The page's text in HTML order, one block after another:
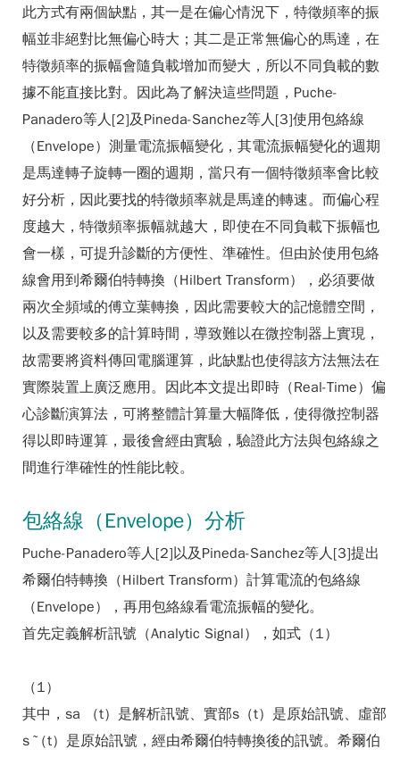
此方式有兩個缺點，其一是在偏心情況下，特徵頻率的振
幅並非絕對比無偏心時大；其二是正常無偏心的馬達，在
特徵頻率的振幅會隨負載增加而變大，所以不同負載的數
據不能直接比對。因此為了解決這些問題，Puche-
Panadero等人[2]及Pineda-Sanchez等人[3]使用包絡線
（Envelope）測量電流振幅變化，其電流振幅變化的週期
是馬達轉子旋轉一圈的週期，當只有一個特徵頻率會比較
好分析，因此要找的特徵頻率就是馬達的轉速。而偏心程
度越大，特徵頻率振幅就越大，即使在不同負載下振幅也
會一樣，可提升診斷的方便性、準確性。但由於使用包絡
線會用到希爾伯特轉換（Hilbert Transform），必須要做
兩次全頻域的傅立葉轉換，因此需要較大的記憶體空間，
以及需要較多的計算時間，導致難以在微控制器上實現，
故需要將資料傳回電腦運算，此缺點也使得該方法無法在
實際裝置上廣泛應用。因此本文提出即時（Real-Time）偏
心診斷演算法，可將整體計算量大幅降低，使得微控制器
得以即時運算，最後會經由實驗，驗證此方法與包絡線之
間進行準確性的性能比較。
包絡線（Envelope）分析
Puche-Panadero等人[2]以及Pineda-Sanchez等人[3]提出
希爾伯特轉換（Hilbert Transform）計算電流的包絡線
（Envelope），再用包絡線看電流振幅的變化。
首先定義解析訊號（Analytic Signal），如式（1）
（1）
其中，sa （t）是解析訊號、實部s（t）是原始訊號、虛部
s ̃（t）是原始訊號，經由希爾伯特轉換後的訊號。希爾伯